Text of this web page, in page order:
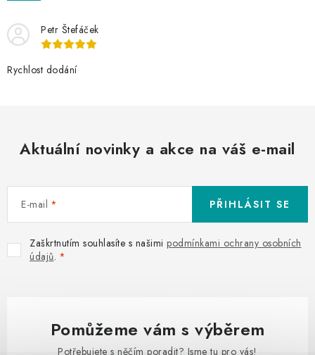
Petr Štefáček
Rychlost dodání
Aktuální novinky a akce na váš e-mail
E-mail
Zaškrtnutím souhlasíte s našimi podmínkami ochrany osobních
údajů.
PŘIHLÁSIT SE
Pomůžeme vám s výběrem
Potřebujete s něčím poradit? Jsme tu pro vás!